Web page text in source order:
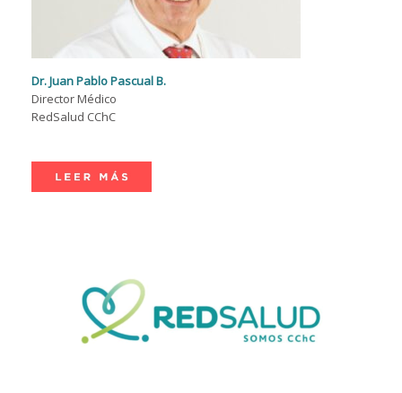
Dr. Juan Pablo Pascual B.
Director Médico
RedSalud CChC